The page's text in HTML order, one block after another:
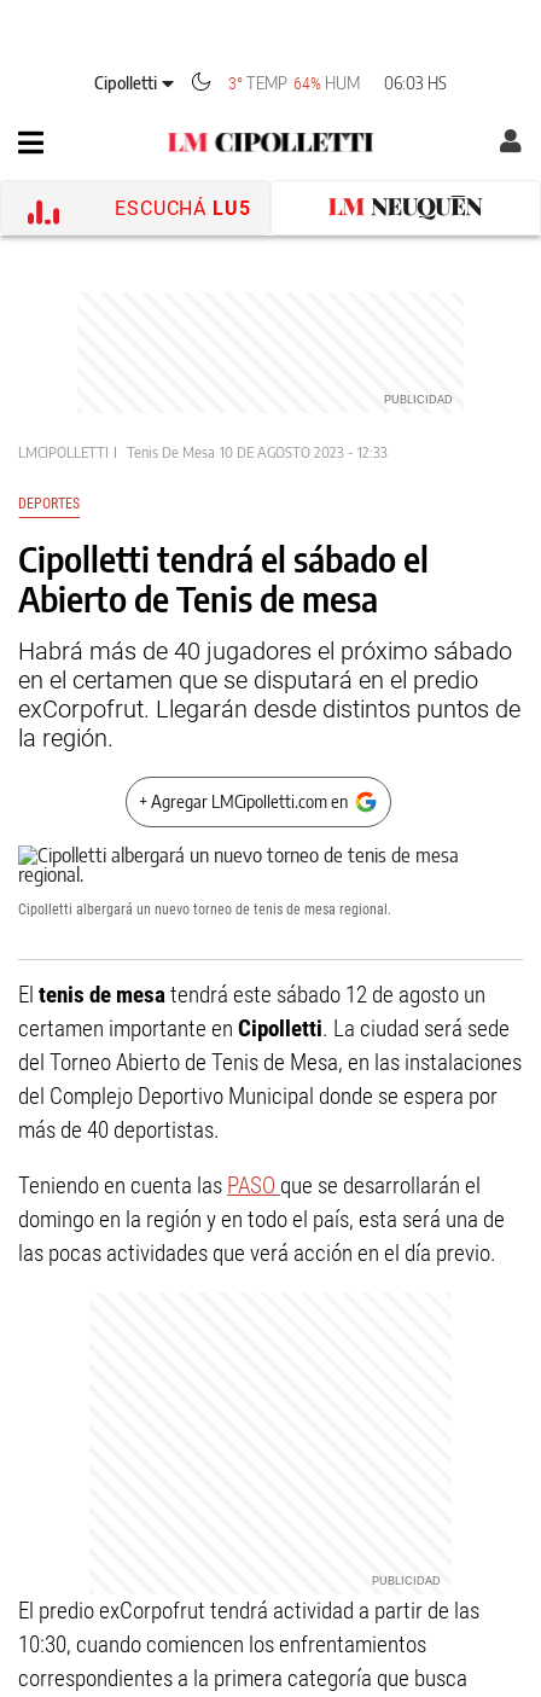
Cipolletti 3°TEMP 64% HUM 06:03 HS
ESCUCHÁ LU5
LMCIPOLLETTI Tenis De Mesa 10 DE AGOSTO 2023 - 12:33
DEPORTES
Cipolletti tendrá el sábado el
Abierto de Tenis de mesa
Habrá más de 40 jugadores el próximo sábado
en el certamen que se disputará en el predio
exCorpofrut. Llegarán desde distintos puntos de
la región.
+ Agregar LMCipolletti.com en
Cipolletti albergará un nuevo torneo de tenis de mesa regional.
El tenis de mesatendrá este sábado 12 de agosto un
certamen importante en Cipolletti. La ciudad será sede
del Torneo Abierto de Tenis de Mesa, en las instalaciones
del Complejo Deportivo Municipal donde se espera por
más de 40 deportistas.
Teniendo en cuenta las PASO que se desarrollarán el
domingo en la región y en todo el país, esta será una de
las pocas actividades que verá acción en el día previo.
El predio exCorpofrut tendrá actividad a partir de las
10:30, cuando comiencen los enfrentamientos
correspondientes a la primera categoría que busca